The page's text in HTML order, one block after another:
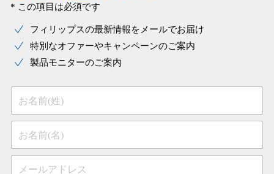
* この項目は必須です
フィリップスの最新情報をメールでお届け
特別なオファーやキャンペーンのご案内
製品モニターのご案内
お名前(姓)
お名前(名)
メールアドレス